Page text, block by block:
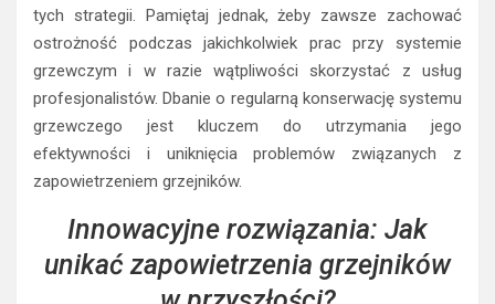
tych strategii. Pamiętaj jednak, żeby zawsze zachować
ostrożność podczas jakichkolwiek prac przy systemie
grzewczym i w razie wątpliwości skorzystać z usług
profesjonalistów. Dbanie o regularną konserwację systemu
grzewczego jest kluczem do utrzymania jego
efektywności i uniknięcia problemów związanych z
zapowietrzeniem grzejników.
Innowacyjne rozwiązania: Jak
unikać zapowietrzenia grzejników